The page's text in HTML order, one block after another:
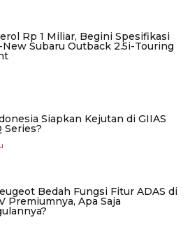
Rp 1 Miliar, Begini Spesifikasi
Subaru Outback 2.5i-Touring
Siapkan Kejutan di GIIAS
Series?
Bedah Fungsi Fitur ADAS di
Premiumnya, Apa Saja